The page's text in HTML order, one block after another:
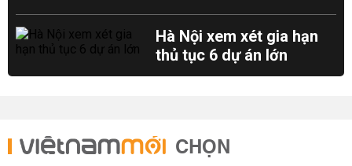
Hà Nội xem xét gia hạn
thủ tục 6 dự án lớn
CHỌN